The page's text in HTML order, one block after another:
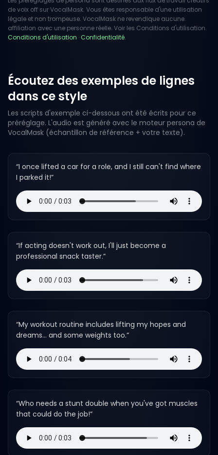
légers.
de voix off sur VocalMask. Vous êtes responsable d'une utilisation
légale et non trompeuse. VocalMask ne revendique aucune
affiliation avec une personne réelle. Voir les Conditions d'utilisation.
Conditions d'utilisation ·Confidentialité.
Écoutez des exemples de lignes
dans ce style
Les scripts d'exemple ci-dessous ont été écrits pour ce
préréglage. L'audio est généré avec le moteur persona de
VocalMask (échantillon de référence + votre texte).
“I once lifted a car for a role, and I still can't find where
I parked it!”
“If acting doesn't work out, I'll just become a
professional snack taster.”
“My workout routine includes lifting my hopes and
dreams… and some weights too.”
“Who needs a stunt double when you've got muscles
that could do the job!”